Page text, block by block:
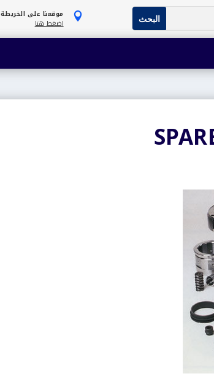
 موقعنا على الخريطة
اضغط هنا